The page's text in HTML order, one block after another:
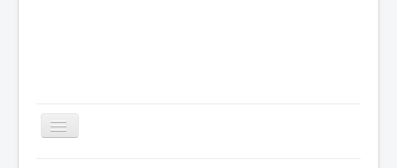
Toggle
Navigation